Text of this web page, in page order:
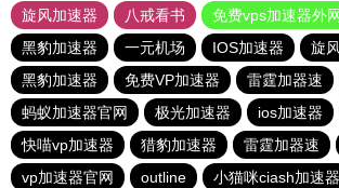
旋风加速器
八戒看书
免费vps加速器外
黑豹加速器
一元机场 IOS加速器
旋
黑豹加速器
免费VP加速器 雷霆加器速
蚂蚁加速器官网
极光加速器 ios加速器
快喵vp加速器
猎豹加速器 雷霆加器速
vp加速器官网
outline 小猫咪ciash加速器